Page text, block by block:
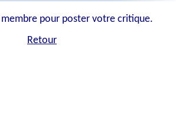
membre pour poster votre critique.
Retour